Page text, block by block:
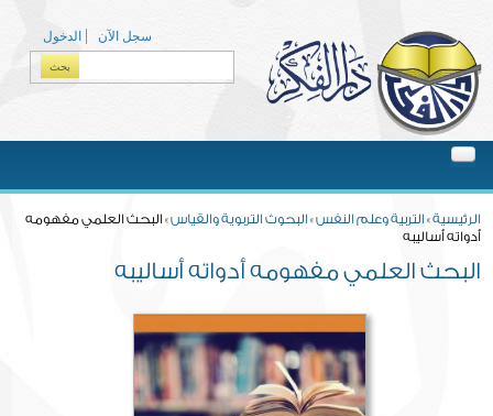
الدخول
سجل الآن
الرئيسية» التربية وعلم النفس» البحوث التربوية والقياس» البحث العلمي مفهومه
أدواته أساليبه
البحث العلمي مفهومه أدواته أساليبه